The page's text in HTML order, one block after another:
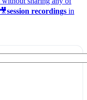
session recordings in